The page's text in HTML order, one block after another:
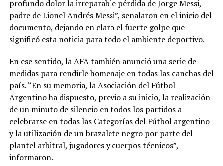
profundo dolor la irreparable pérdida de Jorge Messi,
padre de Lionel Andrés Messi”, señalaron en el inicio del
documento, dejando en claro el fuerte golpe que
significó esta noticia para todo el ambiente deportivo.
En ese sentido, la AFA también anunció una serie de
medidas para rendirle homenaje en todas las canchas del
país. “En su memoria, la Asociación del Fútbol
Argentino ha dispuesto, previo a su inicio, la realización
de un minuto de silencio en todos los partidos a
celebrarse en todas las Categorías del Fútbol argentino
y la utilización de un brazalete negro por parte del
plantel arbitral, jugadores y cuerpos técnicos”,
informaron.